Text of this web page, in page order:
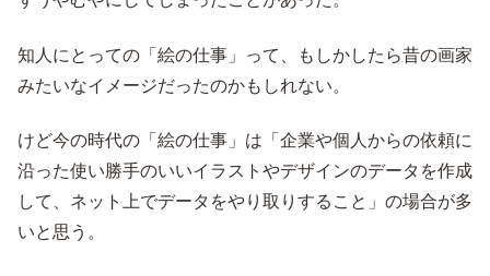
知人にとっての「絵の仕事」って、もしかしたら昔の画家
みたいなイメージだったのかもしれない。
けど今の時代の「絵の仕事」は「企業や個人からの依頼に
沿った使い勝手のいいイラストやデザインのデータを作成
して、ネット上でデータをやり取りすること」の場合が多
いと思う。